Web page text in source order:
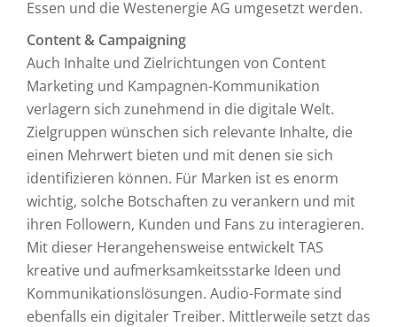
Essen und die Westenergie AG umgesetzt werden.
Content & Campaigning
Auch Inhalte und Zielrichtungen von Content
Marketing und Kampagnen-Kommunikation
verlagern sich zunehmend in die digitale Welt.
Zielgruppen wünschen sich relevante Inhalte, die
einen Mehrwert bieten und mit denen sie sich
identifizieren können. Für Marken ist es enorm
wichtig, solche Botschaften zu verankern und mit
ihren Followern, Kunden und Fans zu interagieren.
Mit dieser Herangehensweise entwickelt TAS
kreative und aufmerksamkeitsstarke Ideen und
Kommunikationslösungen. Audio-Formate sind
ebenfalls ein digitaler Treiber. Mittlerweile setzt das